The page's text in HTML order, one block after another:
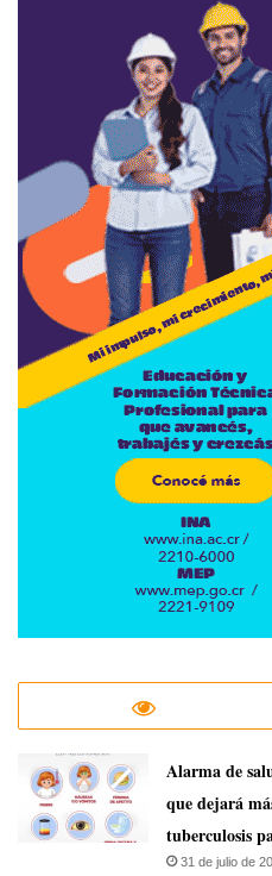
​Alarma de
que dejará
tuberculosis
31 de julio de